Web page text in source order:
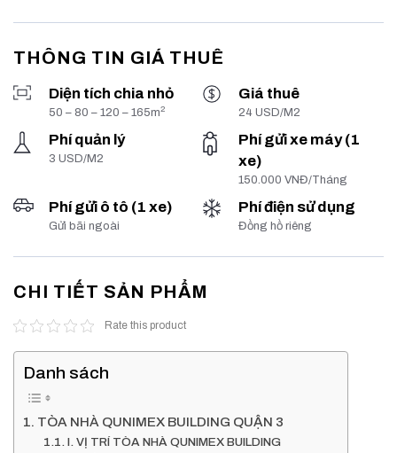
THÔNG TIN GIÁ THUÊ
Diện tích chia nhỏ
50 – 80 – 120 – 165m2
Giá thuê
24 USD/M2
Phí quản lý
3 USD/M2
Phí gửi xe máy (1
xe)
150.000 VNĐ/Tháng
Phí gửi ô tô (1 xe)
Gửi bãi ngoài
Phí điện sử dụng
Đồng hồ riêng
CHI TIẾT SẢN PHẨM
Rate this product
Danh sách
TÒA NHÀ QUNIMEX BUILDING QUẬN 3
I. VỊ TRÍ TÒA NHÀ QUNIMEX BUILDING